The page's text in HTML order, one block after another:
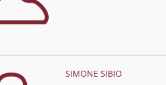
SIMONE SIBIO